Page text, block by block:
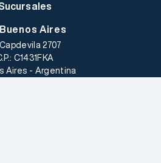
Buenos Aires
Capdevila 2707
C1431FKA
Aires - Argentina